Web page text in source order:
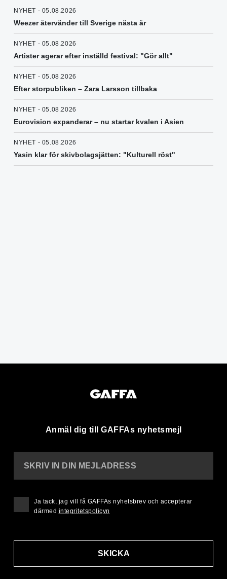
NYHET - 05.08.2026
Weezer återvänder till Sverige nästa år
NYHET - 05.08.2026
Artister agerar efter inställd festival: "Gör allt"
NYHET - 05.08.2026
Efter storpubliken – Zara Larsson tillbaka
NYHET - 05.08.2026
Eurovision expanderar – nu startar kvalen i Asien
NYHET - 05.08.2026
Yasin klar för skivbolagsjätten: "Kulturell röst"
Anmäl dig till GAFFAs nyhetsmejl
SKRIV IN DIN MEJLADRESS
SKICKA
Ja tack, jag vill få GAFFAs nyhetsbrev och accepterar
därmed integritetspolicyn